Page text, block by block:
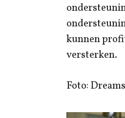
kunnen
versterken.
Foto: